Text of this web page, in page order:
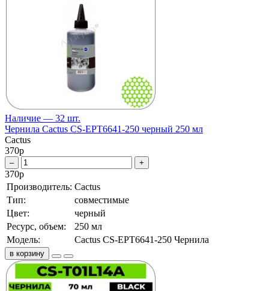
Наличие — 32 шт.
Чернила Cactus CS-EPT6641-250 черный 250 мл
Cactus
370р
– +
370р
Производитель: Cactus
Тип:
совместимые
Цвет:
черный
Ресурс, объем:
250 мл
Модель:
Cactus CS-EPT6641-250 Чернила
в корзину